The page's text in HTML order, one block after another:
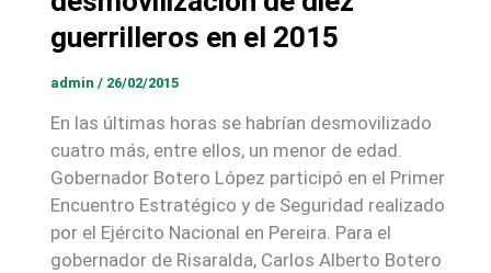
guerrilleros en el 2015
admin / 26/02/2015
En las últimas horas se habrían desmovilizado
cuatro más, entre ellos, un menor de edad.
Gobernador Botero López participó en el Primer
Encuentro Estratégico y de Seguridad realizado
por el Ejército Nacional en Pereira. Para el
gobernador de Risaralda, Carlos Alberto Botero